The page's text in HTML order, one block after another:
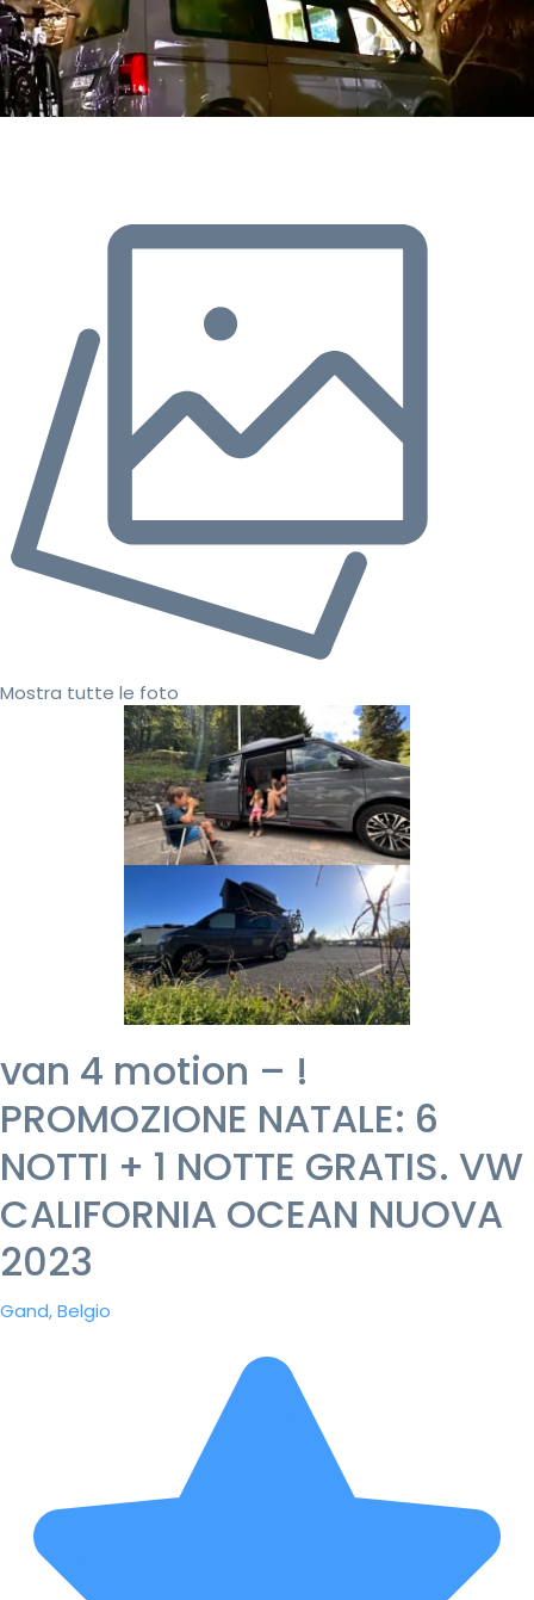
Mostra tutte le foto
van 4 motion – !
PROMOZIONE NATALE: 6
NOTTI + 1 NOTTE GRATIS. VW
CALIFORNIA OCEAN NUOVA
2023
Gand, Belgio